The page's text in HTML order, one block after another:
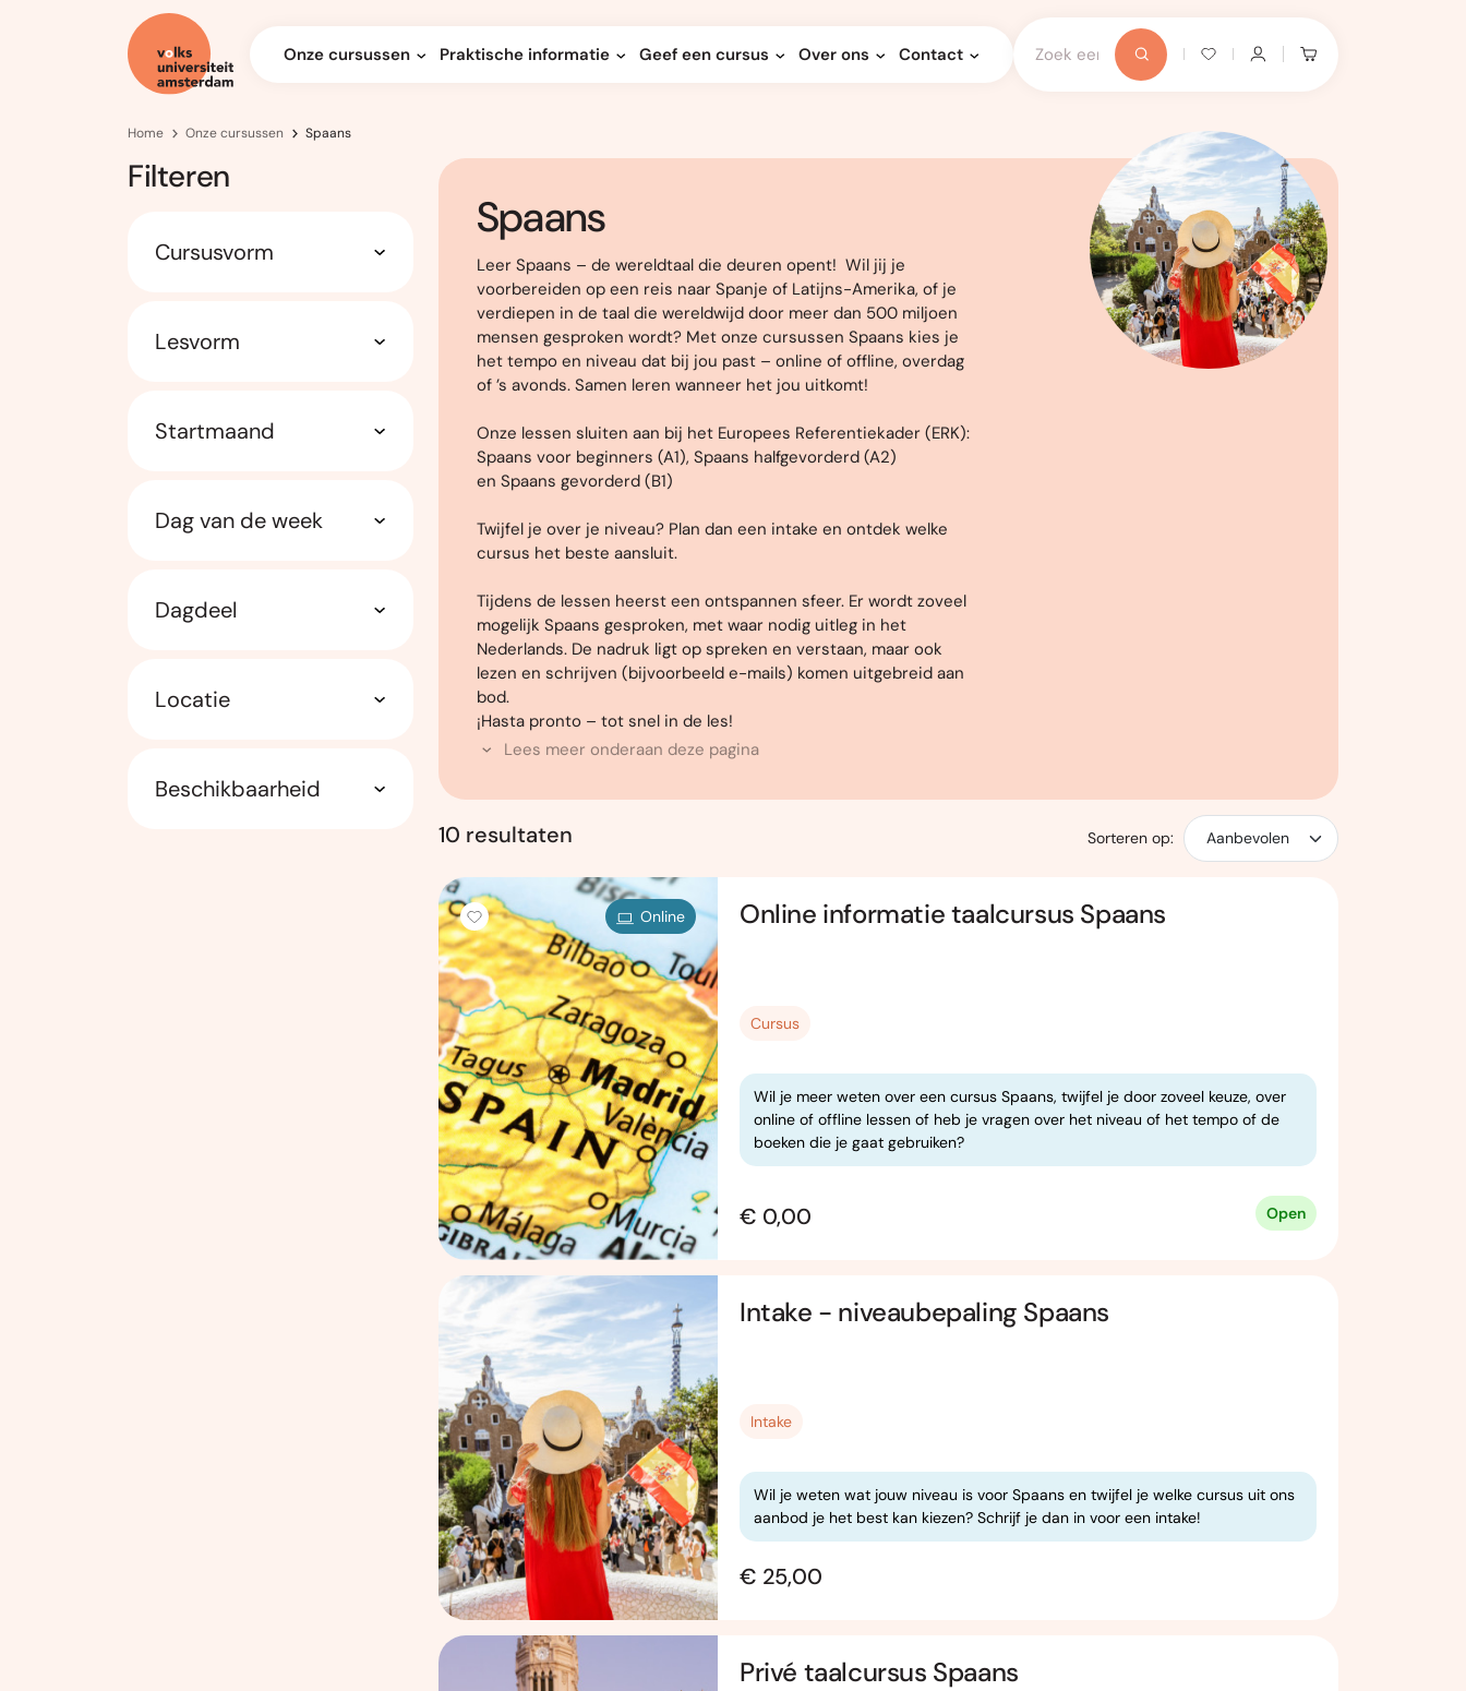
Onze cursussen Praktische informatie Geef een cursus Over ons Contact
Home Onze cursussen Spaans
Filteren
Cursusvorm
Lesvorm
Startmaand
Dag van de week
Dagdeel
Locatie
Beschikbaarheid
Spaans
Leer Spaans – de wereldtaal die deuren opent! Wil jij je
voorbereiden op een reis naar Spanje of Latijns-Amerika, of je
verdiepen in de taal die wereldwijd door meer dan 500 miljoen
mensen gesproken wordt? Met onze cursussen Spaans kies je
het tempo en niveau dat bij jou past – online of offline, overdag
of ’s avonds. Samen leren wanneer het jou uitkomt!
Onze lessen sluiten aan bij het Europees Referentiekader (ERK):
Spaans voor beginners (A1), Spaans halfgevorderd (A2)
en Spaans gevorderd (B1)
Twijfel je over je niveau? Plan dan een intake en ontdek welke
cursus het beste aansluit.
Tijdens de lessen heerst een ontspannen sfeer. Er wordt zoveel
mogelijk Spaans gesproken, met waar nodig uitleg in het
Nederlands. De nadruk ligt op spreken en verstaan, maar ook
lezen en schrijven (bijvoorbeeld e-mails) komen uitgebreid aan
bod.
¡Hasta pronto – tot snel in de les!
Lees meer onderaan deze pagina
10 resultaten Sorteren op:
Online Online informatie taalcursus Spaans
Cursus
Wil je meer weten over een cursus Spaans, twijfel je door zoveel keuze, over
online of offline lessen of heb je vragen over het niveau of het tempo of de
boeken die je gaat gebruiken?
€ 0,00 Open
Intake - niveaubepaling Spaans
Intake
Wil je weten wat jouw niveau is voor Spaans en twijfel je welke cursus uit ons
aanbod je het best kan kiezen? Schrijf je dan in voor een intake!
€ 25,00
Privé taalcursus Spaans